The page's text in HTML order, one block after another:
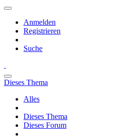
Anmelden
Registrieren
Suche
Dieses Thema
Alles
Dieses Thema
Dieses Forum